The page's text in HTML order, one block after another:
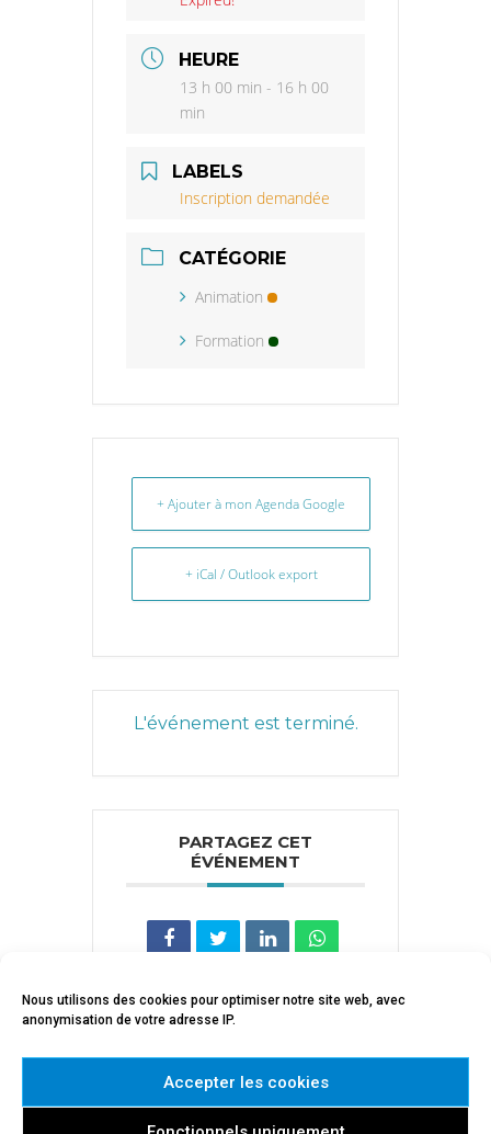
Nous utilisons des cookies pour optimiser notre site web, avec
anonymisation de votre adresse IP.
Accepter les cookies
HEURE
13 h 00 min - 16 h 00
min
LABELS
Inscription demandée
CATÉGORIE
Animation
Formation
+ Ajouter à mon Agenda Google
+ iCal / Outlook export
L'événement est terminé.
PARTAGEZ CET
ÉVÉNEMENT